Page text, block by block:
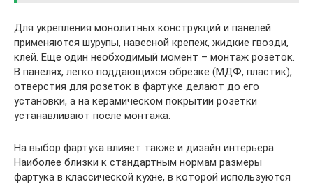
Для укрепления монолитных конструкций и панелей
применяются шурупы, навесной крепеж, жидкие гвозди,
клей. Еще один необходимый момент – монтаж розеток.
В панелях, легко поддающихся обрезке (МДФ, пластик),
отверстия для розеток в фартуке делают до его
установки, а на керамическом покрытии розетки
устанавливают после монтажа.
На выбор фартука влияет также и дизайн интерьера.
Наиболее близки к стандартным нормам размеры
фартука в классической кухне, в которой используются